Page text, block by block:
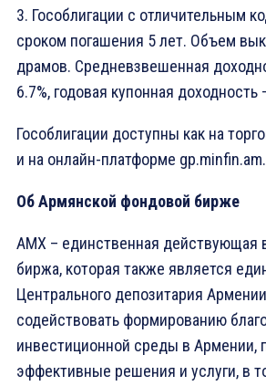
3. Гособлигации с отличительным
сроком погашения 5 лет. Объем
драмов. Средневзвешенная
6.7%, годовая купонная доходность
Гособлигации доступны как на
и на онлайн-платформе gp.minfin.am.
Об Армянской фондовой бирже
AMX – единственная действующая
биржа, которая также является
Центрального депозитария
содействовать формированию
инвестиционной среды в Армении,
эффективные решения и услуги, в